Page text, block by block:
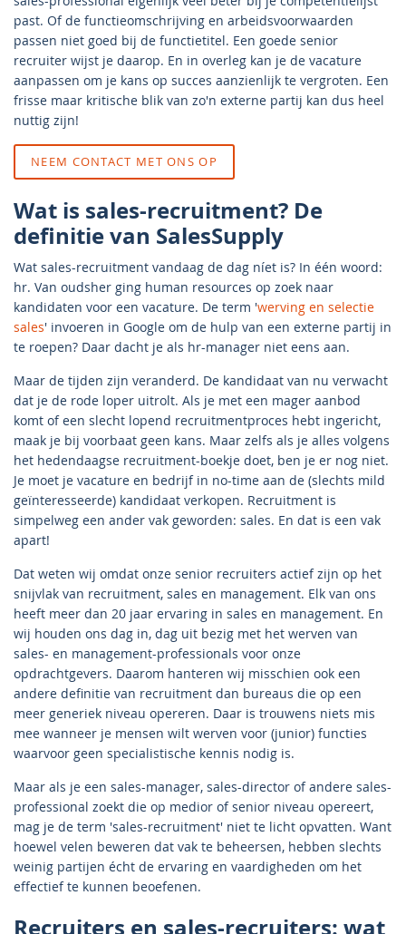
past. Of de functieomschrijving en arbeidsvoorwaarden
passen niet goed bij de functietitel. Een goede senior
recruiter wijst je daarop. En in overleg kan je de vacature
aanpassen om je kans op succes aanzienlijk te vergroten. Een
frisse maar kritische blik van zo'n externe partij kan dus heel
nuttig zijn!
NEEM CONTACT MET ONS OP
Wat is sales-recruitment? De
definitie van SalesSupply
Wat sales-recruitment vandaag de dag níet is? In één woord:
hr. Van oudsher ging human resources op zoek naar
kandidaten voor een vacature. De term 'werving en selectie
sales' invoeren in Google om de hulp van een externe partij in
te roepen? Daar dacht je als hr-manager niet eens aan.
Maar de tijden zijn veranderd. De kandidaat van nu verwacht
dat je de rode loper uitrolt. Als je met een mager aanbod
komt of een slecht lopend recruitmentproces hebt ingericht,
maak je bij voorbaat geen kans. Maar zelfs als je alles volgens
het hedendaagse recruitment-boekje doet, ben je er nog niet.
Je moet je vacature en bedrijf in no-time aan de (slechts mild
geïnteresseerde) kandidaat verkopen. Recruitment is
simpelweg een ander vak geworden: sales. En dat is een vak
apart!
Dat weten wij omdat onze senior recruiters actief zijn op het
snijvlak van recruitment, sales en management. Elk van ons
heeft meer dan 20 jaar ervaring in sales en management. En
wij houden ons dag in, dag uit bezig met het werven van
sales- en management-professionals voor onze
opdrachtgevers. Daarom hanteren wij misschien ook een
andere definitie van recruitment dan bureaus die op een
meer generiek niveau opereren. Daar is trouwens niets mis
mee wanneer je mensen wilt werven voor (junior) functies
waarvoor geen specialistische kennis nodig is.
Maar als je een sales-manager, sales-director of andere sales-
professional zoekt die op medior of senior niveau opereert,
mag je de term 'sales-recruitment' niet te licht opvatten. Want
hoewel velen beweren dat vak te beheersen, hebben slechts
weinig partijen écht de ervaring en vaardigheden om het
effectief te kunnen beoefenen.